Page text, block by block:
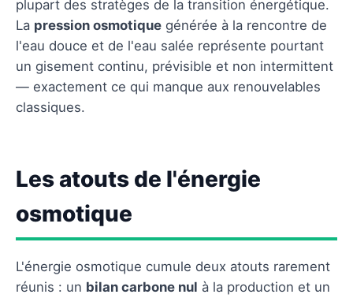
L'avenir de l'énergie osmotique
Questions fréquentes
plupart des stratèges de la transition énergétique.
La pression osmotique générée à la rencontre de
l'eau douce et de l'eau salée représente pourtant
un gisement continu, prévisible et non intermittent
— exactement ce qui manque aux renouvelables
classiques.
Les atouts de l'énergie
osmotique
L'énergie osmotique cumule deux atouts rarement
réunis : un bilan carbone nul à la production et un